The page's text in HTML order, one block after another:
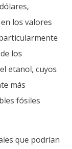
los valores
los
etanol, cuyos
más
fósiles
que podrían